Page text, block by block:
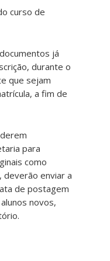
curso de
já
durante o
que sejam
a fim de
para
como
deverão enviar a
de postagem
novos,